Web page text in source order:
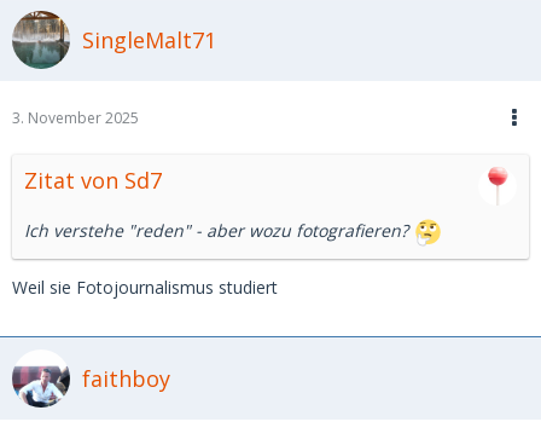
SingleMalt71
3. November 2025
Zitat von Sd7
Ich verstehe "reden" - aber wozu fotografieren?
Weil sie Fotojournalismus studiert
faithboy